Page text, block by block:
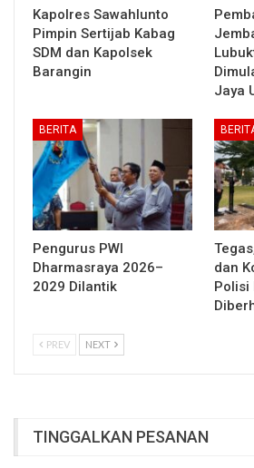
Kapolres Sawahlunto
Pimpin Sertijab Kabag
SDM dan Kapolsek
Barangin
Jaya
BERITA
Pengurus PWI
Dharmasraya 2026–
2029 Dilantik
dan
Polisi
PREV NEXT
TINGGALKAN PESANAN